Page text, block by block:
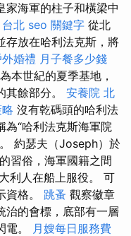
家海軍的柱子和橫梁中
北 seo 關鍵字 從北
存放在哈利法克斯，將
外婚禮 月子餐多少錢
本世紀的夏季基地，
其餘部分。 安養院 北
沒有乾碼頭的哈利法
為“哈利法克斯海軍院
約瑟夫（Joseph）於
習俗，海軍國籍之間
利人在船上服役。 可
資格。 跳蚤 觀察徽章
治的會標，底部有一層
電。 月嫂每日服務費